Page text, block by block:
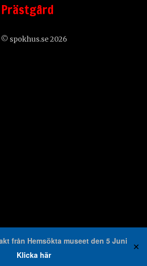
från Hemsökta museet den 5 Juni
Klicka här
✕
© spokhus.se 2026